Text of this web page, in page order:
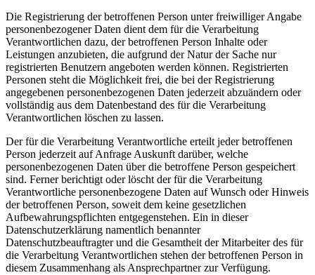
Die Registrierung der betroffenen Person unter freiwilliger Angabe
personenbezogener Daten dient dem für die Verarbeitung
Verantwortlichen dazu, der betroffenen Person Inhalte oder
Leistungen anzubieten, die aufgrund der Natur der Sache nur
registrierten Benutzern angeboten werden können. Registrierten
Personen steht die Möglichkeit frei, die bei der Registrierung
angegebenen personenbezogenen Daten jederzeit abzuändern oder
vollständig aus dem Datenbestand des für die Verarbeitung
Verantwortlichen löschen zu lassen.
Der für die Verarbeitung Verantwortliche erteilt jeder betroffenen
Person jederzeit auf Anfrage Auskunft darüber, welche
personenbezogenen Daten über die betroffene Person gespeichert
sind. Ferner berichtigt oder löscht der für die Verarbeitung
Verantwortliche personenbezogene Daten auf Wunsch oder Hinweis
der betroffenen Person, soweit dem keine gesetzlichen
Aufbewahrungspflichten entgegenstehen. Ein in dieser
Datenschutzerklärung namentlich benannter
Datenschutzbeauftragter und die Gesamtheit der Mitarbeiter des für
die Verarbeitung Verantwortlichen stehen der betroffenen Person in
diesem Zusammenhang als Ansprechpartner zur Verfügung.